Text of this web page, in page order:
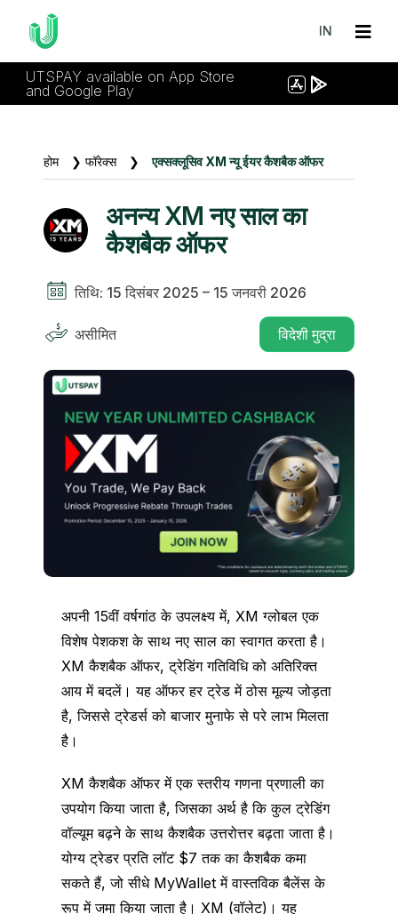
IN
UTSPAY available on App Store
and Google Play
होम ❯ फॉरेक्स ❯ एक्सक्लूसिव XM न्यू ईयर कैशबैक ऑफर
अनन्य XM नए साल का
कैशबैक ऑफर
तिथि: 15 दिसंबर 2025 – 15 जनवरी 2026
असीमित विदेशी मुद्रा
अपनी 15वीं वर्षगांठ के उपलक्ष्य में, XM ग्लोबल एक
विशेष पेशकश के साथ नए साल का स्वागत करता है।
XM कैशबैक ऑफर, ट्रेडिंग गतिविधि को अतिरिक्त
आय में बदलें। यह ऑफर हर ट्रेड में ठोस मूल्य जोड़ता
है, जिससे ट्रेडर्स को बाजार मुनाफे से परे लाभ मिलता
है।
XM कैशबैक ऑफर में एक स्तरीय गणना प्रणाली का
उपयोग किया जाता है, जिसका अर्थ है कि कुल ट्रेडिंग
वॉल्यूम बढ़ने के साथ कैशबैक उत्तरोत्तर बढ़ता जाता है।
योग्य ट्रेडर प्रति लॉट $7 तक का कैशबैक कमा
सकते हैं, जो सीधे MyWallet में वास्तविक बैलेंस के
रूप में जमा किया जाता है। XM (वॉलेट)। यह